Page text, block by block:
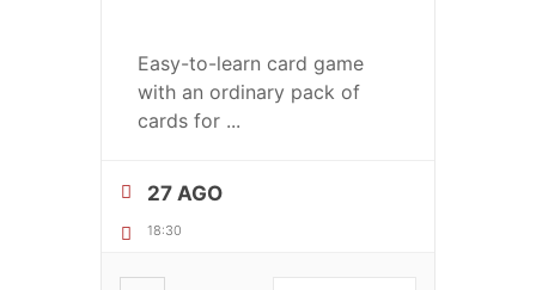
Easy-to-learn card game
with an ordinary pack of
cards for ...
27 AGO
18:30